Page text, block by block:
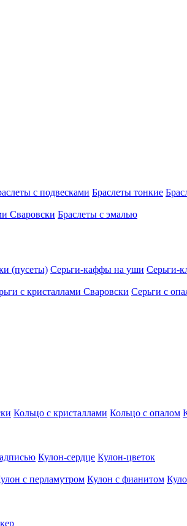
с подвесками Браслеты тонкие
Сваровски Браслеты с эмалью
(пусеты) Серьги-каффы на уши Серьги-
с кристаллами Сваровски Серьги с
Кольцо с кристаллами Кольцо с опалом
Кулон-сердце Кулон-цветок
с перламутром Кулон с фианитом